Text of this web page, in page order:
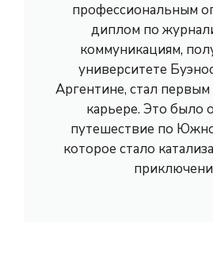
профессиональным
диплом по
коммуникациям,
университете
Аргентине, стал
карьере. Это было
путешествие по
которое стало